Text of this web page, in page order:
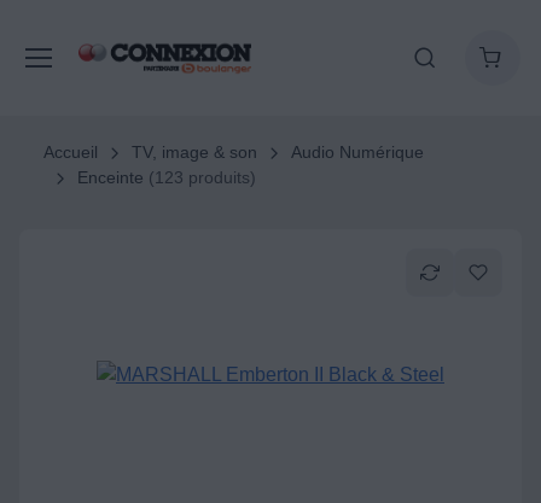
Accueil TV, image & son
Audio Numérique
Enceinte (123 produits)